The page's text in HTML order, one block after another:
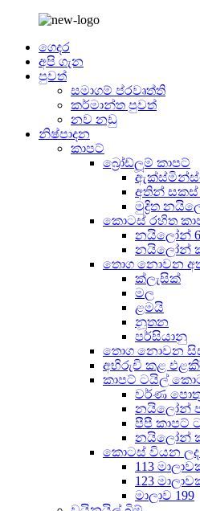
ගෙදර
අපි ගැන
පුවත්
සමාගම් ප්රවෘත්ති
කර්මාන්ත පුවත්
නව නඩු
නිෂ්පාදන
කාපට්
බ්‍රෝඩ්ලූම් කාපට්
අතින් සකස්
මුද්‍රිත
කොටස් රහිත
නයිලෝන්
නයිලෝන්
තොග නොවන
ක්ලැසික්
මල
ළමයි
නූතන
පර්සියානු
තොග නොවන
අභිරුචි කළ
කාපට් ටයිල්
වර්ණ පොතු
නයිලෝන්
පීපී කාපට්
නයිලෝන්
කොටස් වියන ලද
113
123
මාලාව 199